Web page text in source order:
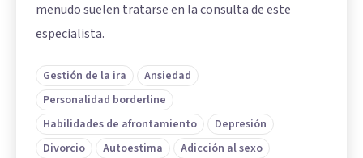
menudo suelen tratarse en la consulta de este
especialista.
Gestión de la ira
Ansiedad
Personalidad borderline
Habilidades de afrontamiento
Depresión
Divorcio
Autoestima
Adicción al sexo